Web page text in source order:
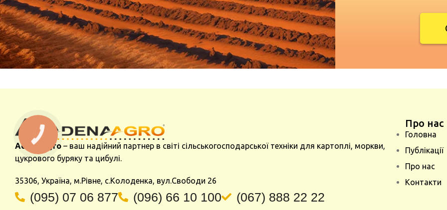
Adena Agro – ваш надійний партнер в світі сільськогосподарської техніки для картоплі, моркви,
цукрового буряку та цибулі.
35306, Україна, м.Рівне, с.Колоденка, вул.Свободи 26
(095) 07 06 877 (096) 66 10 100 (067) 888 22 22
Про нас
Головна
Публікації
Про нас
Контакти